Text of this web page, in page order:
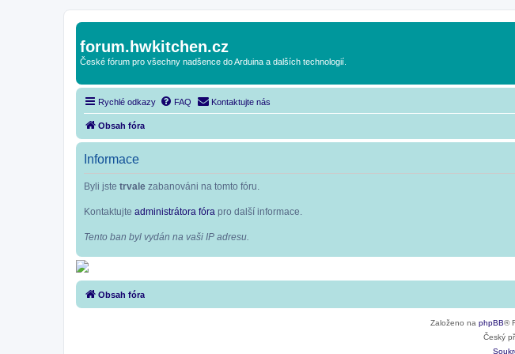
forum.hwkitchen.cz
České fórum pro všechny nadšence do Arduina a dalších technologií.
Rychlé odkazy FAQ Kontaktujte nás
Obsah fóra
Informace
Byli jste trvale zabanováni na tomto fóru.
Kontaktujte administrátora fóra pro další informace.
Tento ban byl vydán na vaši IP adresu.
Obsah fóra
Založeno na phpBB®
Český